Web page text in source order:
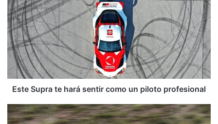
Supra
te
hará
sentir
como
un
piloto
profesional
Este Supra te hará sentir como un piloto profesional
Clasificaciones
finales